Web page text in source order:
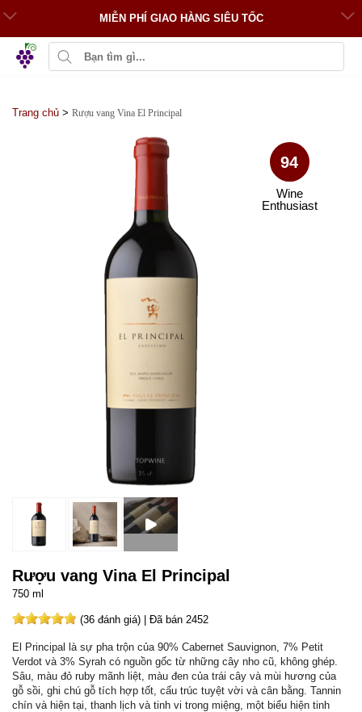
MIỄN PHÍ GIAO HÀNG SIÊU TỐC
Trang chủ > Rượu vang Vina El Principal
94
Wine
Enthusiast
Rượu vang Vina El Principal
750 ml
(36 đánh giá) | Đã bán 2452
El Principal là sự pha trộn của 90% Cabernet Sauvignon, 7% Petit
Verdot và 3% Syrah có nguồn gốc từ những cây nho cũ, không ghép.
Sâu, màu đỏ ruby ​​mãnh liệt, màu đen của trái cây và mùi hương của
gỗ sồi, ghi chú gỗ tích hợp tốt, cấu trúc tuyệt vời và cân bằng. Tannin
chín và hiện tại, thanh lịch và tinh vi trong miệng, một biểu hiện tinh